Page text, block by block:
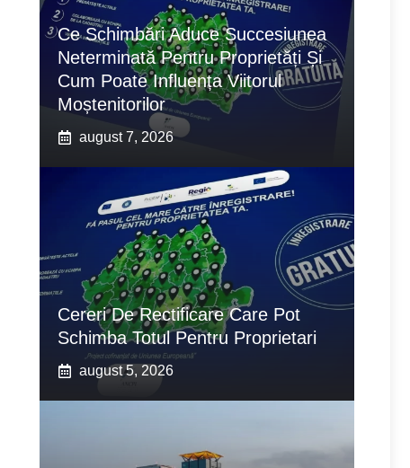
Ce Schimbări Aduce Succesiunea
Neterminată Pentru Proprietăți Și
Cum Poate Influența Viitorul
Moștenitorilor
august 7, 2026
Cereri De Rectificare Care Pot
Schimba Totul Pentru Proprietari
august 5, 2026